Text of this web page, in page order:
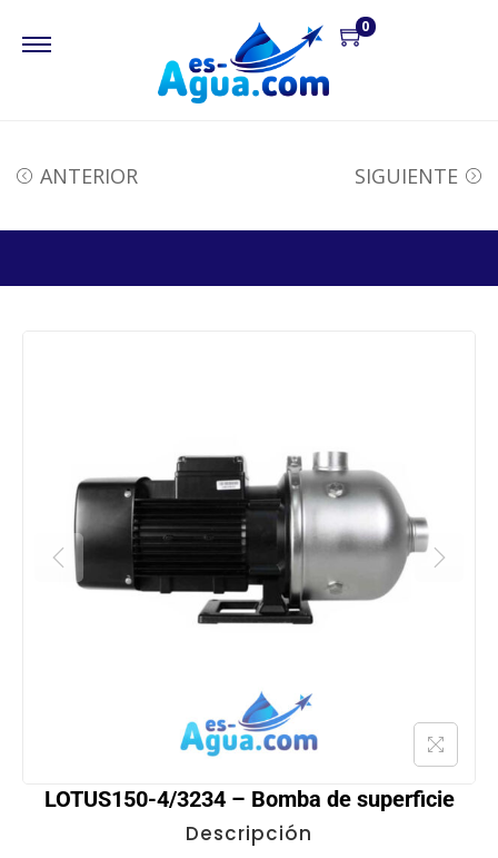
0
ANTERIOR SIGUIENTE
LOTUS150-4/3234 – Bomba de superficie
Descripción